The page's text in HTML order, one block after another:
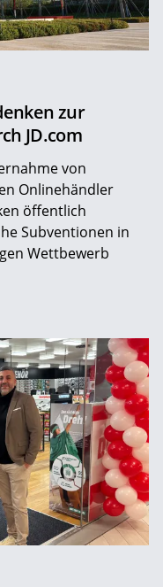
zur
JD.com
von
Onlinehändler
öffentlich
Subventionen in
Wettbewerb